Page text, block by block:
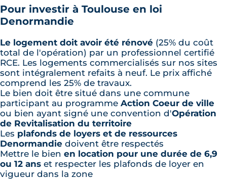
Pour investir à Toulouse en loi
Denormandie
Le logement doit avoir été rénové (25% du coût
total de l'opération) par un professionnel certifié
RCE. Les logements commercialisés sur nos sites
sont intégralement refaits à neuf. Le prix affiché
comprend les 25% de travaux.
Le bien doit être situé dans une commune
participant au programme Action Coeur de ville
ou bien ayant signé une convention d'Opération
de Revitalisation du territoire
Les plafonds de loyers et de ressources
Denormandie doivent être respectés
Mettre le bien en location pour une durée de 6,9
ou 12 ans et respecter les plafonds de loyer en
vigueur dans la zone